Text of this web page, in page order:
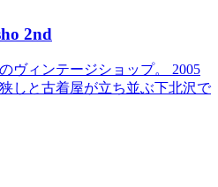
2nd
ヴィンテージショップ。 2005
しと古着屋が立ち並ぶ下北沢で